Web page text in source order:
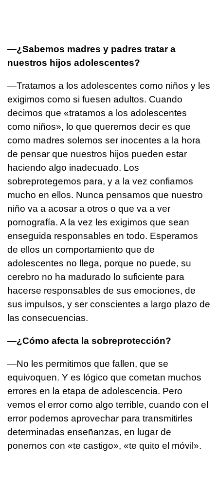
—¿Sabemos madres y padres tratar a
nuestros hijos adolescentes?
—Tratamos a los adolescentes como niños y les
exigimos como si fuesen adultos. Cuando
decimos que «tratamos a los adolescentes
como niños», lo que queremos decir es que
como madres solemos ser inocentes a la hora
de pensar que nuestros hijos pueden estar
haciendo algo inadecuado. Los
sobreprotegemos para, y a la vez confiamos
mucho en ellos. Nunca pensamos que nuestro
niño va a acosar a otros o que va a ver
pornografía. A la vez les exigimos que sean
enseguida responsables en todo. Esperamos
de ellos un comportamiento que de
adolescentes no llega, porque no puede, su
cerebro no ha madurado lo suficiente para
hacerse responsables de sus emociones, de
sus impulsos, y ser conscientes a largo plazo de
las consecuencias.
—¿Cómo afecta la sobreprotección?
—No les permitimos que fallen, que se
equivoquen. Y es lógico que cometan muchos
errores en la etapa de adolescencia. Pero
vemos el error como algo terrible, cuando con el
error podemos aprovechar para transmitirles
determinadas enseñanzas, en lugar de
ponernos con «te castigo», «te quito el móvil».